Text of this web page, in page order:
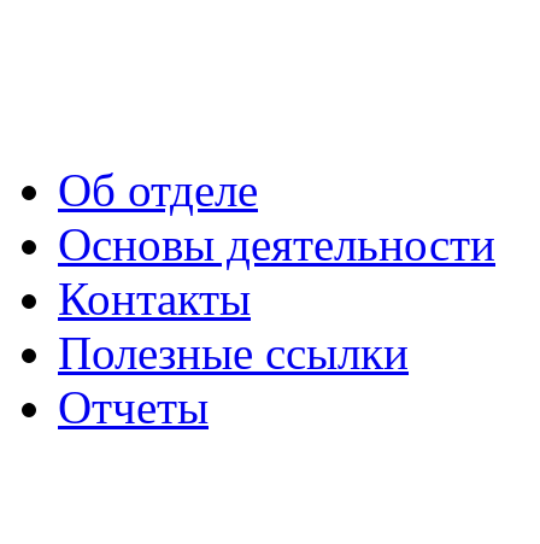
Об отделе
Основы деятельности
Контакты
Полезные ссылки
Отчеты